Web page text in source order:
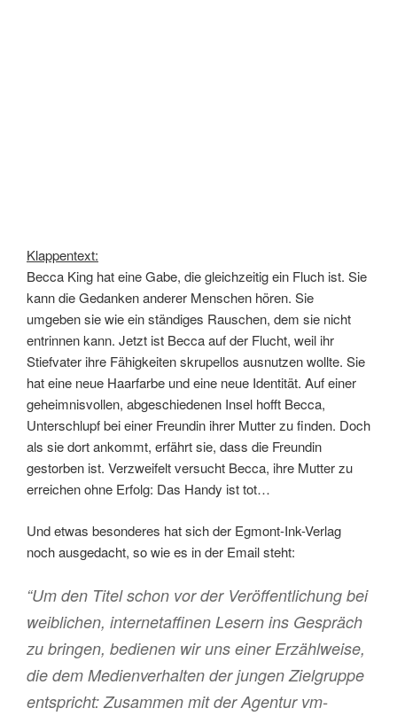
Klappentext:
Becca King hat eine Gabe, die gleichzeitig ein Fluch ist. Sie
kann die Gedanken anderer Menschen hören. Sie
umgeben sie wie ein ständiges Rauschen, dem sie nicht
entrinnen kann. Jetzt ist Becca auf der Flucht, weil ihr
Stiefvater ihre Fähigkeiten skrupellos ausnutzen wollte. Sie
hat eine neue Haarfarbe und eine neue Identität. Auf einer
geheimnisvollen, abgeschiedenen Insel hofft Becca,
Unterschlupf bei einer Freundin ihrer Mutter zu finden. Doch
als sie dort ankommt, erfährt sie, dass die Freundin
gestorben ist. Verzweifelt versucht Becca, ihre Mutter zu
erreichen ohne Erfolg: Das Handy ist tot…
Und etwas besonderes hat sich der Egmont-Ink-Verlag
noch ausgedacht, so wie es in der Email steht:
“Um den Titel schon vor der Veröffentlichung bei
weiblichen, internetaffinen Lesern ins Gespräch
zu bringen, bedienen wir uns einer Erzählweise,
die dem Medienverhalten der jungen Zielgruppe
entspricht: Zusammen mit der Agentur vm-